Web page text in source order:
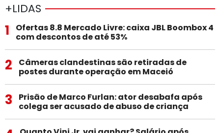
+LIDAS
1
Ofertas 8.8 Mercado Livre: caixa JBL Boombox 4
com descontos de até 53%
2
Câmeras clandestinas são retiradas de
postes durante operação em Maceió
3
Prisão de Marco Furlan: ator desabafa após
colega ser acusado de abuso de criança